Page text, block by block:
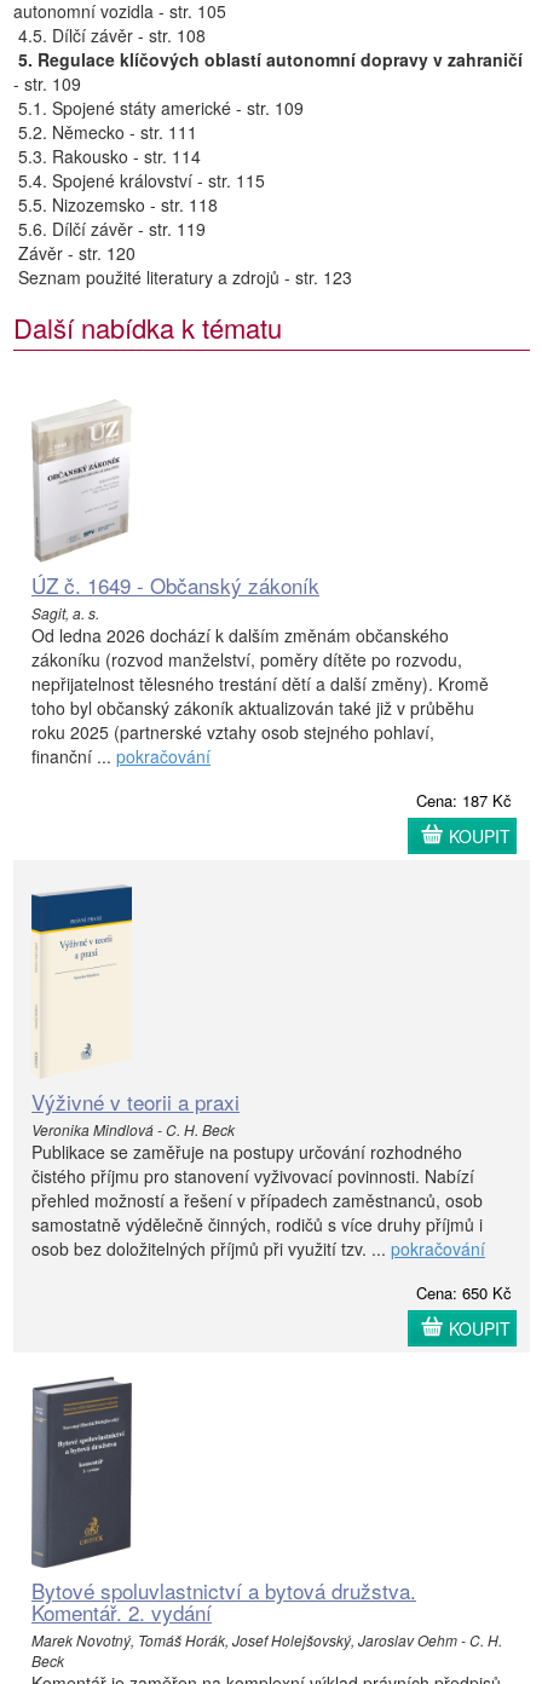
autonomní vozidla - str. 105
4.5. Dílčí závěr - str. 108
5. Regulace klíčových oblastí autonomní dopravy v zahraničí
- str. 109
5.1. Spojené státy americké - str. 109
5.2. Německo - str. 111
5.3. Rakousko - str. 114
5.4. Spojené království - str. 115
5.5. Nizozemsko - str. 118
5.6. Dílčí závěr - str. 119
Závěr - str. 120
Seznam použité literatury a zdrojů - str. 123
Další nabídka k tématu
ÚZ č. 1649 - Občanský zákoník
Sagit, a. s.
Od ledna 2026 dochází k dalším změnám občanského
zákoníku (rozvod manželství, poměry dítěte po rozvodu,
nepřijatelnost tělesného trestání dětí a další změny). Kromě
toho byl občanský zákoník aktualizován také již v průběhu
roku 2025 (partnerské vztahy osob stejného pohlaví,
finanční ... pokračování
Cena: 187 Kč
KOUPIT
Výživné v teorii a praxi
Veronika Mindlová - C. H. Beck
Publikace se zaměřuje na postupy určování rozhodného
čistého příjmu pro stanovení vyživovací povinnosti. Nabízí
přehled možností a řešení v případech zaměstnanců, osob
samostatně výdělečně činných, rodičů s více druhy příjmů i
osob bez doložitelných příjmů při využití tzv. ... pokračování
Cena: 650 Kč
KOUPIT
Bytové spoluvlastnictví a bytová družstva.
Komentář. 2. vydání
Marek Novotný, Tomáš Horák, Josef Holejšovský, Jaroslav Oehm - C. H.
Beck